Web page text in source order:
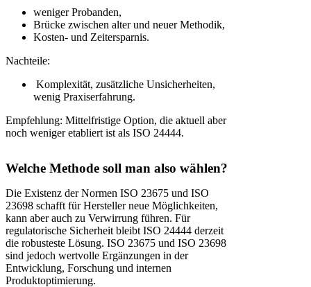
weniger Probanden,
Brücke zwischen alter und neuer Methodik,
Kosten- und Zeitersparnis.
Nachteile:
Komplexität, zusätzliche Unsicherheiten,
wenig Praxiserfahrung.
Empfehlung: Mittelfristige Option, die aktuell aber
noch weniger etabliert ist als ISO 24444.
Welche Methode soll man also wählen?
Die Existenz der Normen ISO 23675 und ISO
23698 schafft für Hersteller neue Möglichkeiten,
kann aber auch zu Verwirrung führen. Für
regulatorische Sicherheit bleibt ISO 24444 derzeit
die robusteste Lösung. ISO 23675 und ISO 23698
sind jedoch wertvolle Ergänzungen in der
Entwicklung, Forschung und internen
Produktoptimierung.